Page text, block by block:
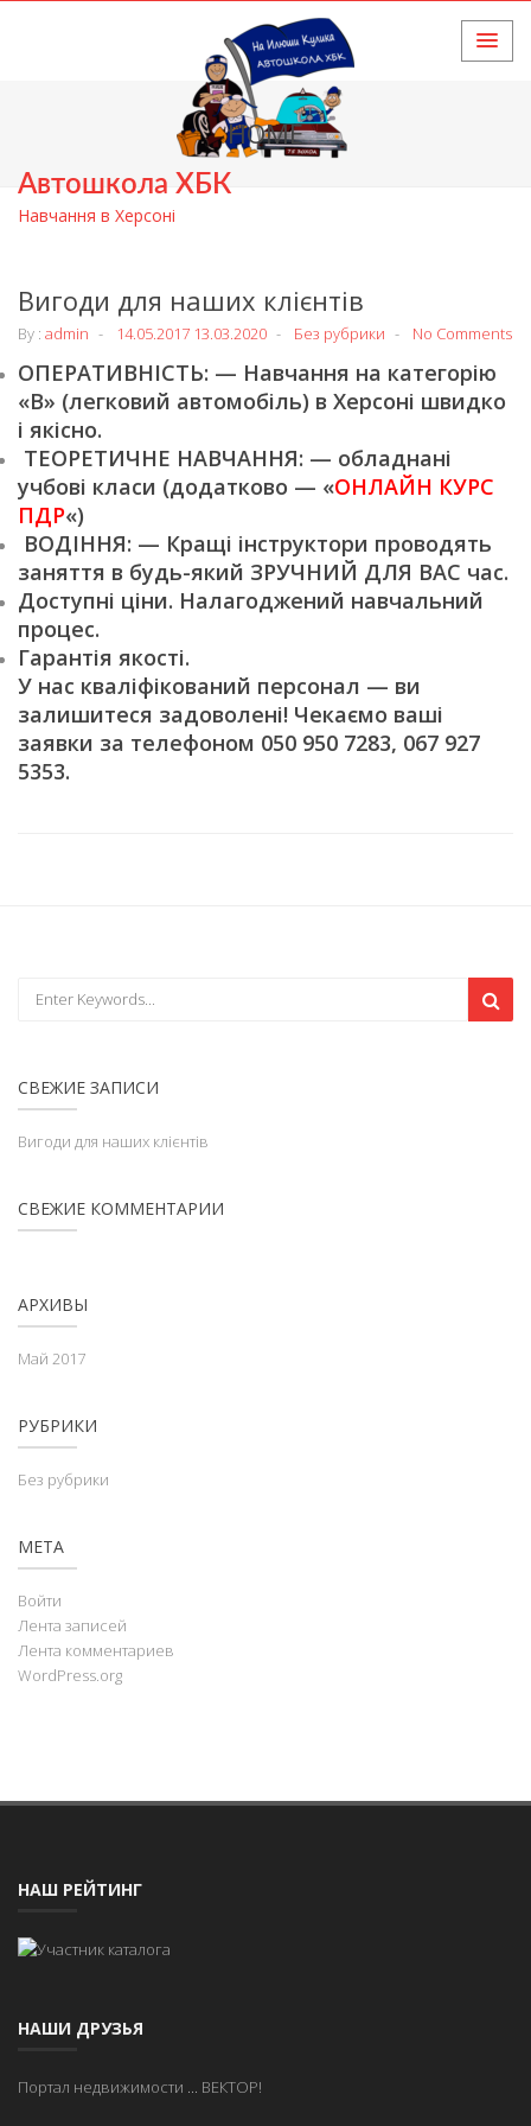
Автошкола ХБК
Навчання в Херсоні
HOME
Вигоди для наших клієнтів
By : admin 14.05.2017 13.03.2020 Без рубрики No Comments
ОПЕРАТИВНІСТЬ: — Навчання на категорію
«В» (легковий автомобіль) в Херсоні швидко
і якісно.
ТЕОРЕТИЧНЕ НАВЧАННЯ: — обладнані
учбові класи (додатково — «ОНЛАЙН КУРС
ПДР«)
ВОДІННЯ: — Кращі інструктори проводять
заняття в будь-який ЗРУЧНИЙ ДЛЯ ВАС час.
Доступні ціни. Налагоджений навчальний
процес.
Гарантія якості.
У нас кваліфікований персонал — ви
залишитеся задоволені! Чекаємо ваші
заявки за телефоном 050 950 7283, 067 927
5353.
СВЕЖИЕ ЗАПИСИ
Вигоди для наших клієнтів
СВЕЖИЕ КОММЕНТАРИИ
АРХИВЫ
Май 2017
РУБРИКИ
Без рубрики
МЕТА
Войти
Лента записей
Лента комментариев
WordPress.org
НАШ РЕЙТИНГ
НАШИ ДРУЗЬЯ
Портал недвижимости ... ВЕКТОР!